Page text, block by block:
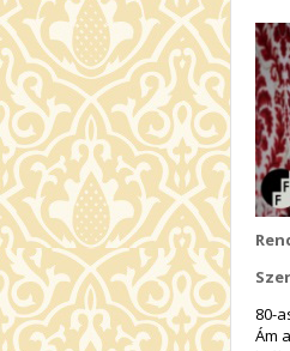
80-
Ám